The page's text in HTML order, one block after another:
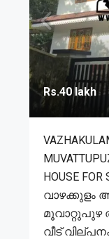
Rs.40 lakh
HOUSE FOR
മൂവാറ്റുപുഴ
വീട്